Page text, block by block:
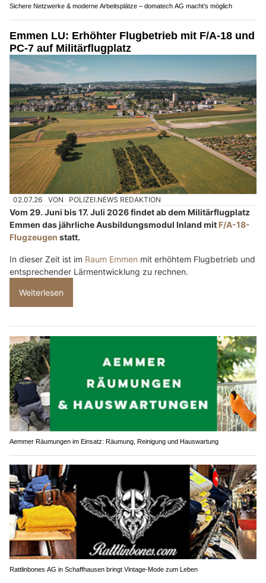
Sichere Netzwerke & moderne Arbeitsplätze – domatech AG macht’s möglich
Emmen LU: Erhöhter Flugbetrieb mit F/A-18 und
PC-7 auf Militärflugplatz
02.07.26 VON POLIZEI.NEWS REDAKTION
Vom 29. Juni bis 17. Juli 2026 findet ab dem Militärflugplatz
Emmen das jährliche Ausbildungsmodul Inland mit F/A-18-
Flugzeugen statt.
In dieser Zeit ist im Raum Emmen mit erhöhtem Flugbetrieb und
entsprechender Lärmentwicklung zu rechnen.
Weiterlesen
Aemmer Räumungen im Einsatz: Räumung, Reinigung und Hauswartung
Rattlinbones AG in Schaffhausen bringt Vintage-Mode zum Leben